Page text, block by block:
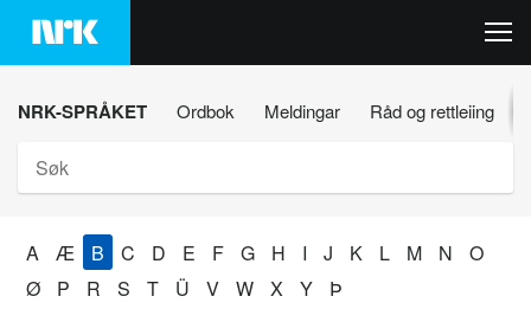
Hopp
innhaldet
NRK-SPRÅKET Ordbok Meldingar Råd og rettleiing
A Æ B C D E F G H I J K L M N
O
Ø
P R S T Ü V W X Y Þ